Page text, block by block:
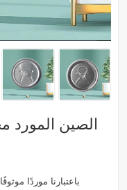
الصين
باعتبارنا موردًا